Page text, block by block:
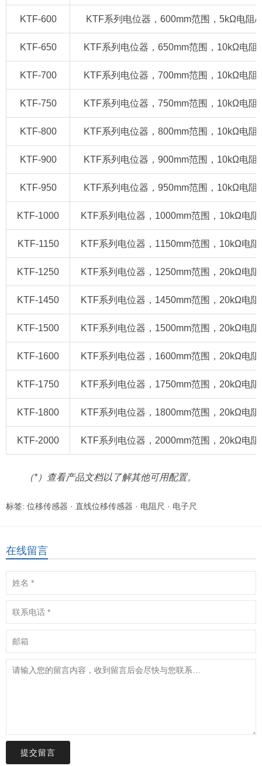
KTF-600 KTF系列电位器，600mm范围，5kΩ电阻/
KTF-650 KTF系列电位器，650mm范围，10kΩ电阻
KTF-700 KTF系列电位器，700mm范围，10kΩ电阻
KTF-750 KTF系列电位器，750mm范围，10kΩ电阻
KTF-800 KTF系列电位器，800mm范围，10kΩ电阻
KTF-900 KTF系列电位器，900mm范围，10kΩ电阻
KTF-950 KTF系列电位器，950mm范围，10kΩ电阻
KTF-1000 KTF系列电位器，1000mm范围，10kΩ电
KTF-1150 KTF系列电位器，1150mm范围，10kΩ电
KTF-1250 KTF系列电位器，1250mm范围，20kΩ电
KTF-1450 KTF系列电位器，1450mm范围，20kΩ电
KTF-1500 KTF系列电位器，1500mm范围，20kΩ电
KTF-1600 KTF系列电位器，1600mm范围，20kΩ电
KTF-1750 KTF系列电位器，1750mm范围，20kΩ电
KTF-1800 KTF系列电位器，1800mm范围，20kΩ电
KTF-2000 KTF系列电位器，2000mm范围，20kΩ电
（*）查看产品文档以了解其他可用配置。
标签: 位移传感器 · 直线位移传感器 · 电阻尺 · 电子尺
在线留言
提交留言